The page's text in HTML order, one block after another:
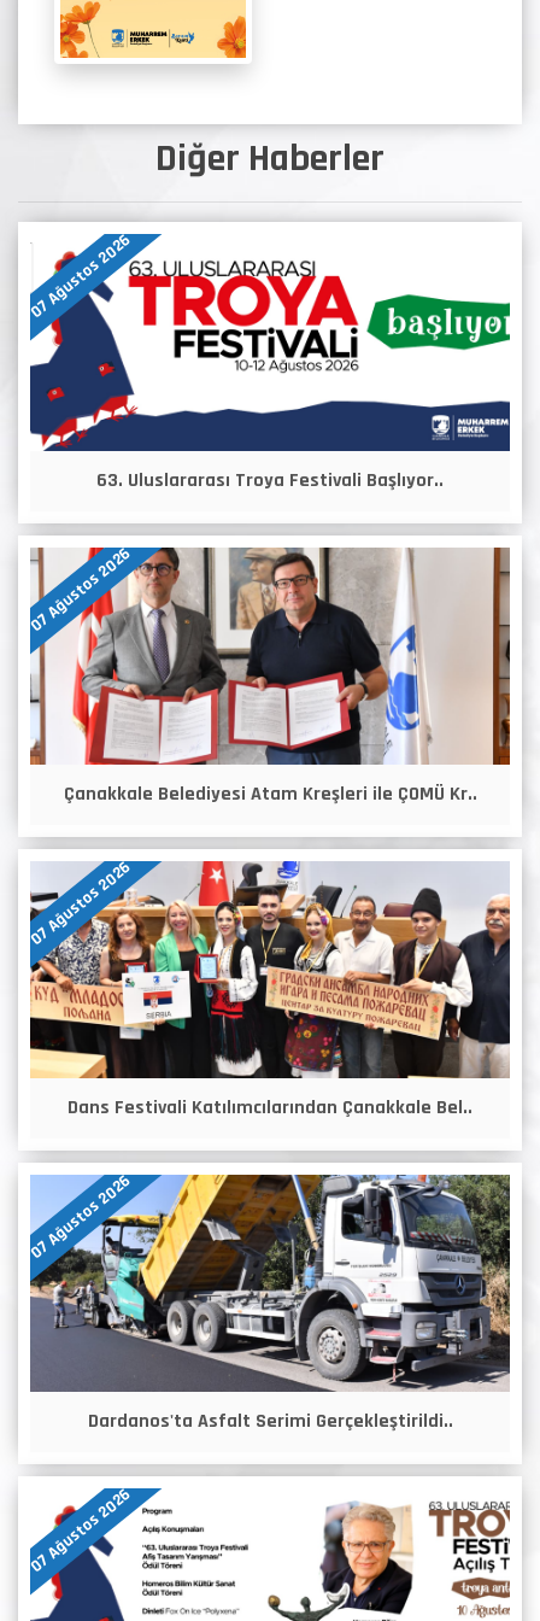
Diğer Haberler
07 Ağustos 2026
63. Uluslararası Troya Festivali Başlıyor..
07 Ağustos 2026
Çanakkale Belediyesi Atam Kreşleri ile ÇOMÜ Kr..
07 Ağustos 2026
Dans Festivali Katılımcılarından Çanakkale Bel..
07 Ağustos 2026
Dardanos'ta Asfalt Serimi Gerçekleştirildi..
07 Ağustos 2026